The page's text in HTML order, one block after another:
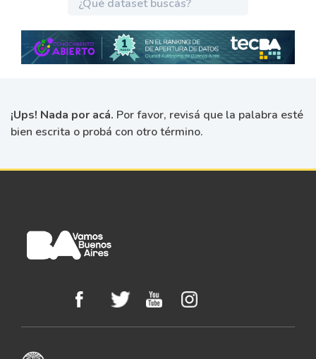
¡Ups! Nada por acá. Por favor, revisá que la palabra esté
bien escrita o probá con otro término.